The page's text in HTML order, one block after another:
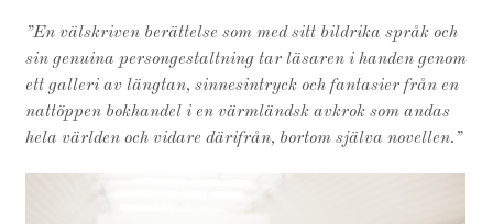
”En välskriven berättelse som med sitt bildrika språk och
sin genuina persongestaltning tar läsaren i handen genom
ett galleri av längtan, sinnesintryck och fantasier från en
nattöppen bokhandel i en värmländsk avkrok som andas
hela världen och vidare därifrån, bortom själva novellen.”